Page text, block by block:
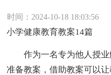
时间：2024-10-18 18:03:56
小学健康教育教案14篇
作为一名专为他人授业
准备教案，借助教案可以